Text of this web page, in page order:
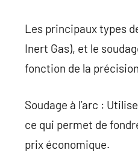
Les principaux types
Inert Gas), et le
fonction de la
Soudage à l’arc :
ce qui permet de
prix économique.